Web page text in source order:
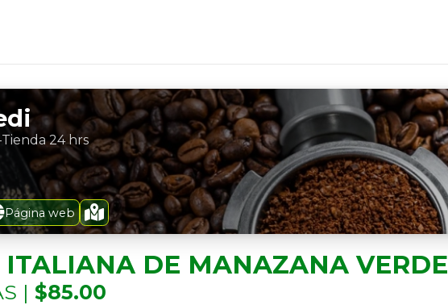
24 hrs
Página web
ITALIANA DE MANAZANA VERDE
| $85.00